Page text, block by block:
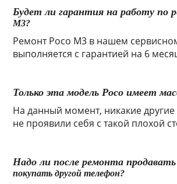
Будет ли гарантия на работу по
M3?
РемонтPoco M3 в нашем
выполняется с гарантией на 6
Только эта модель Poco имеет
На данный момент, никакие
не проявили себя с такой плохой
Надо ли после ремонта
покупать другой телефон?